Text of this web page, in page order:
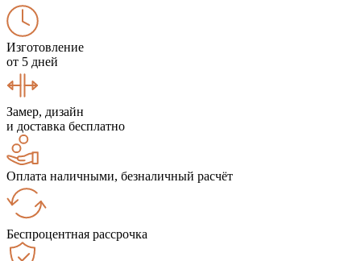
Изготовление
от 5 дней
Замер, дизайн
и доставка бесплатно
Оплата наличными, безналичный расчёт
Беспроцентная рассрочка